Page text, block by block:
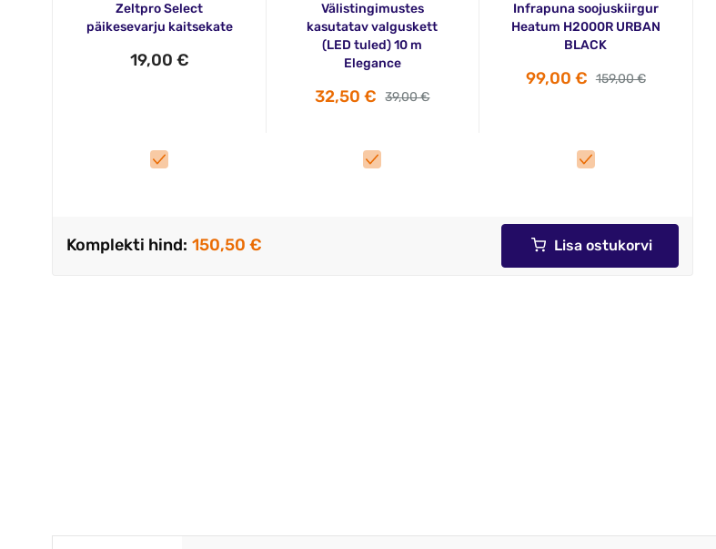
Zeltpro Select
päikesevarju kaitsekate
19,00 €
Välistingimustes
kasutatav valguskett
(LED tuled) 10 m
Elegance
32,50 € 39,00 €
Infrapuna soojuskiirgur
Heatum H2000R URBAN
BLACK
99,00 € 159,00 €
Komplekti hind: 150,50 € Lisa ostukorvi
Väga kiire teenindus .Toote ja hinna suhe paigas